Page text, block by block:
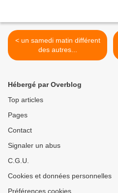
< un samedi matin différent
des autres...
Hébergé par Overblog
Top articles
Pages
Contact
Signaler un abus
C.G.U.
Cookies et données personnelles
Préférences cookies